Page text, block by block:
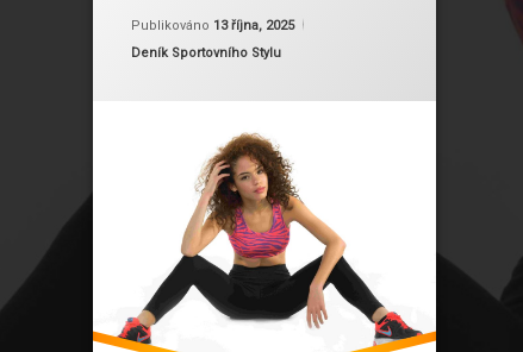
Publikováno 13 října, 2025
Kategorie:
Deník Sportovního Stylu
úzkost a deprese